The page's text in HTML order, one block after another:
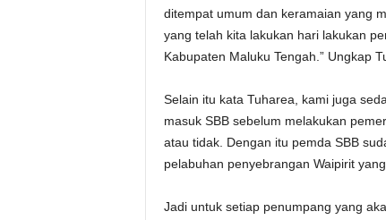
ditempat umum dan keramaian yang
yang telah kita lakukan hari lakukan
Kabupaten Maluku Tengah.” Ungkap
Selain itu kata Tuharea, kami juga
masuk SBB sebelum melakukan
atau tidak. Dengan itu pemda SBB
pelabuhan penyebrangan Waipirit
Jadi untuk setiap penumpang yang